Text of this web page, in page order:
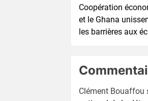
Coopération
et le Ghana
les barrières aux
Clément Bouaffou